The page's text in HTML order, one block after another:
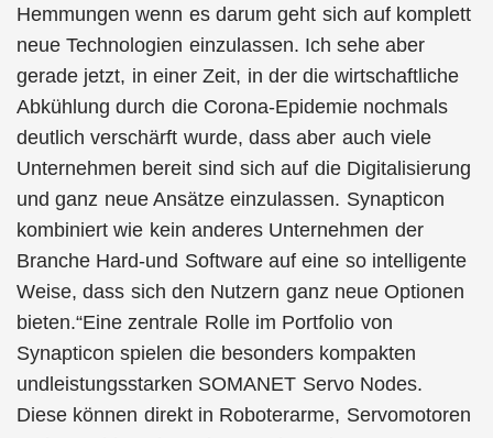
Hemmungen wenn es darum geht sich auf komplett
neue Technologien einzulassen. Ich sehe aber
gerade jetzt, in einer Zeit, in der die wirtschaftliche
Abkühlung durch die Corona-Epidemie nochmals
deutlich verschärft wurde, dass aber auch viele
Unternehmen bereit sind sich auf die Digitalisierung
und ganz neue Ansätze einzulassen. Synapticon
kombiniert wie kein anderes Unternehmen der
Branche Hard-und Software auf eine so intelligente
Weise, dass sich den Nutzern ganz neue Optionen
bieten.“Eine zentrale Rolle im Portfolio von
Synapticon spielen die besonders kompakten
undleistungsstarken SOMANET Servo Nodes.
Diese können direkt in Roboterarme, Servomotoren